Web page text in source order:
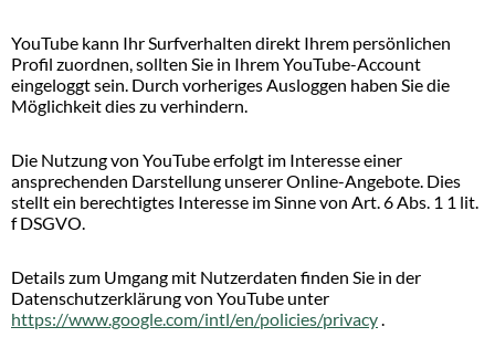
YouTube kann Ihr Surfverhalten direkt Ihrem persönlichen
Profil zuordnen, sollten Sie in Ihrem YouTube-Account
eingeloggt sein. Durch vorheriges Ausloggen haben Sie die
Möglichkeit dies zu verhindern.
Die Nutzung von YouTube erfolgt im Interesse einer
ansprechenden Darstellung unserer Online-Angebote. Dies
stellt ein berechtigtes Interesse im Sinne von Art. 6 Abs. 1 1 lit.
f DSGVO.
Details zum Umgang mit Nutzerdaten finden Sie in der
Datenschutzerklärung von YouTube unter
https://www.google.com/intl/en/policies/privacy.